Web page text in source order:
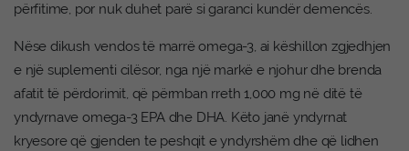
përfitime, por nuk duhet parë si garanci kundër demencës.
Nëse dikush vendos të marrë omega-3, ai këshillon zgjedhjen
e një suplementi cilësor, nga një markë e njohur dhe brenda
afatit të përdorimit, që përmban rreth 1,000 mg në ditë të
yndyrnave omega-3 EPA dhe DHA. Këto janë yndyrnat
kryesore që gjenden te peshqit e yndyrshëm dhe që lidhen